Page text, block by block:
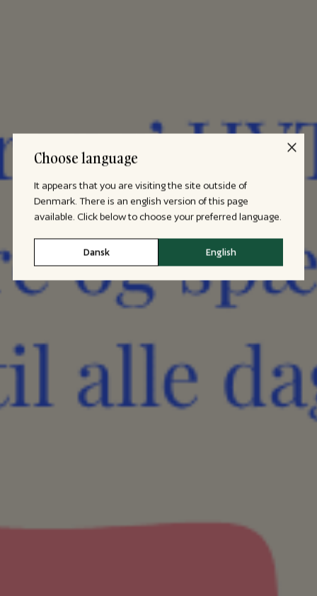
Choose language
It appears that you are visiting the site outside of
Denmark. There is an english version of this page
available. Click below to choose your preferred language.
Dansk English